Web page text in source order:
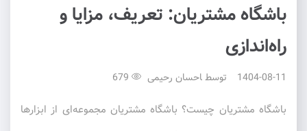
باشگاه مشتریان: تعریف، مزایا و
راه‌اندازی
1404-08-11 توسط احسان رحیمی
باشگاه مشتریان چیست؟ باشگاه مشتریان مجموعه‌ای از ابزارها